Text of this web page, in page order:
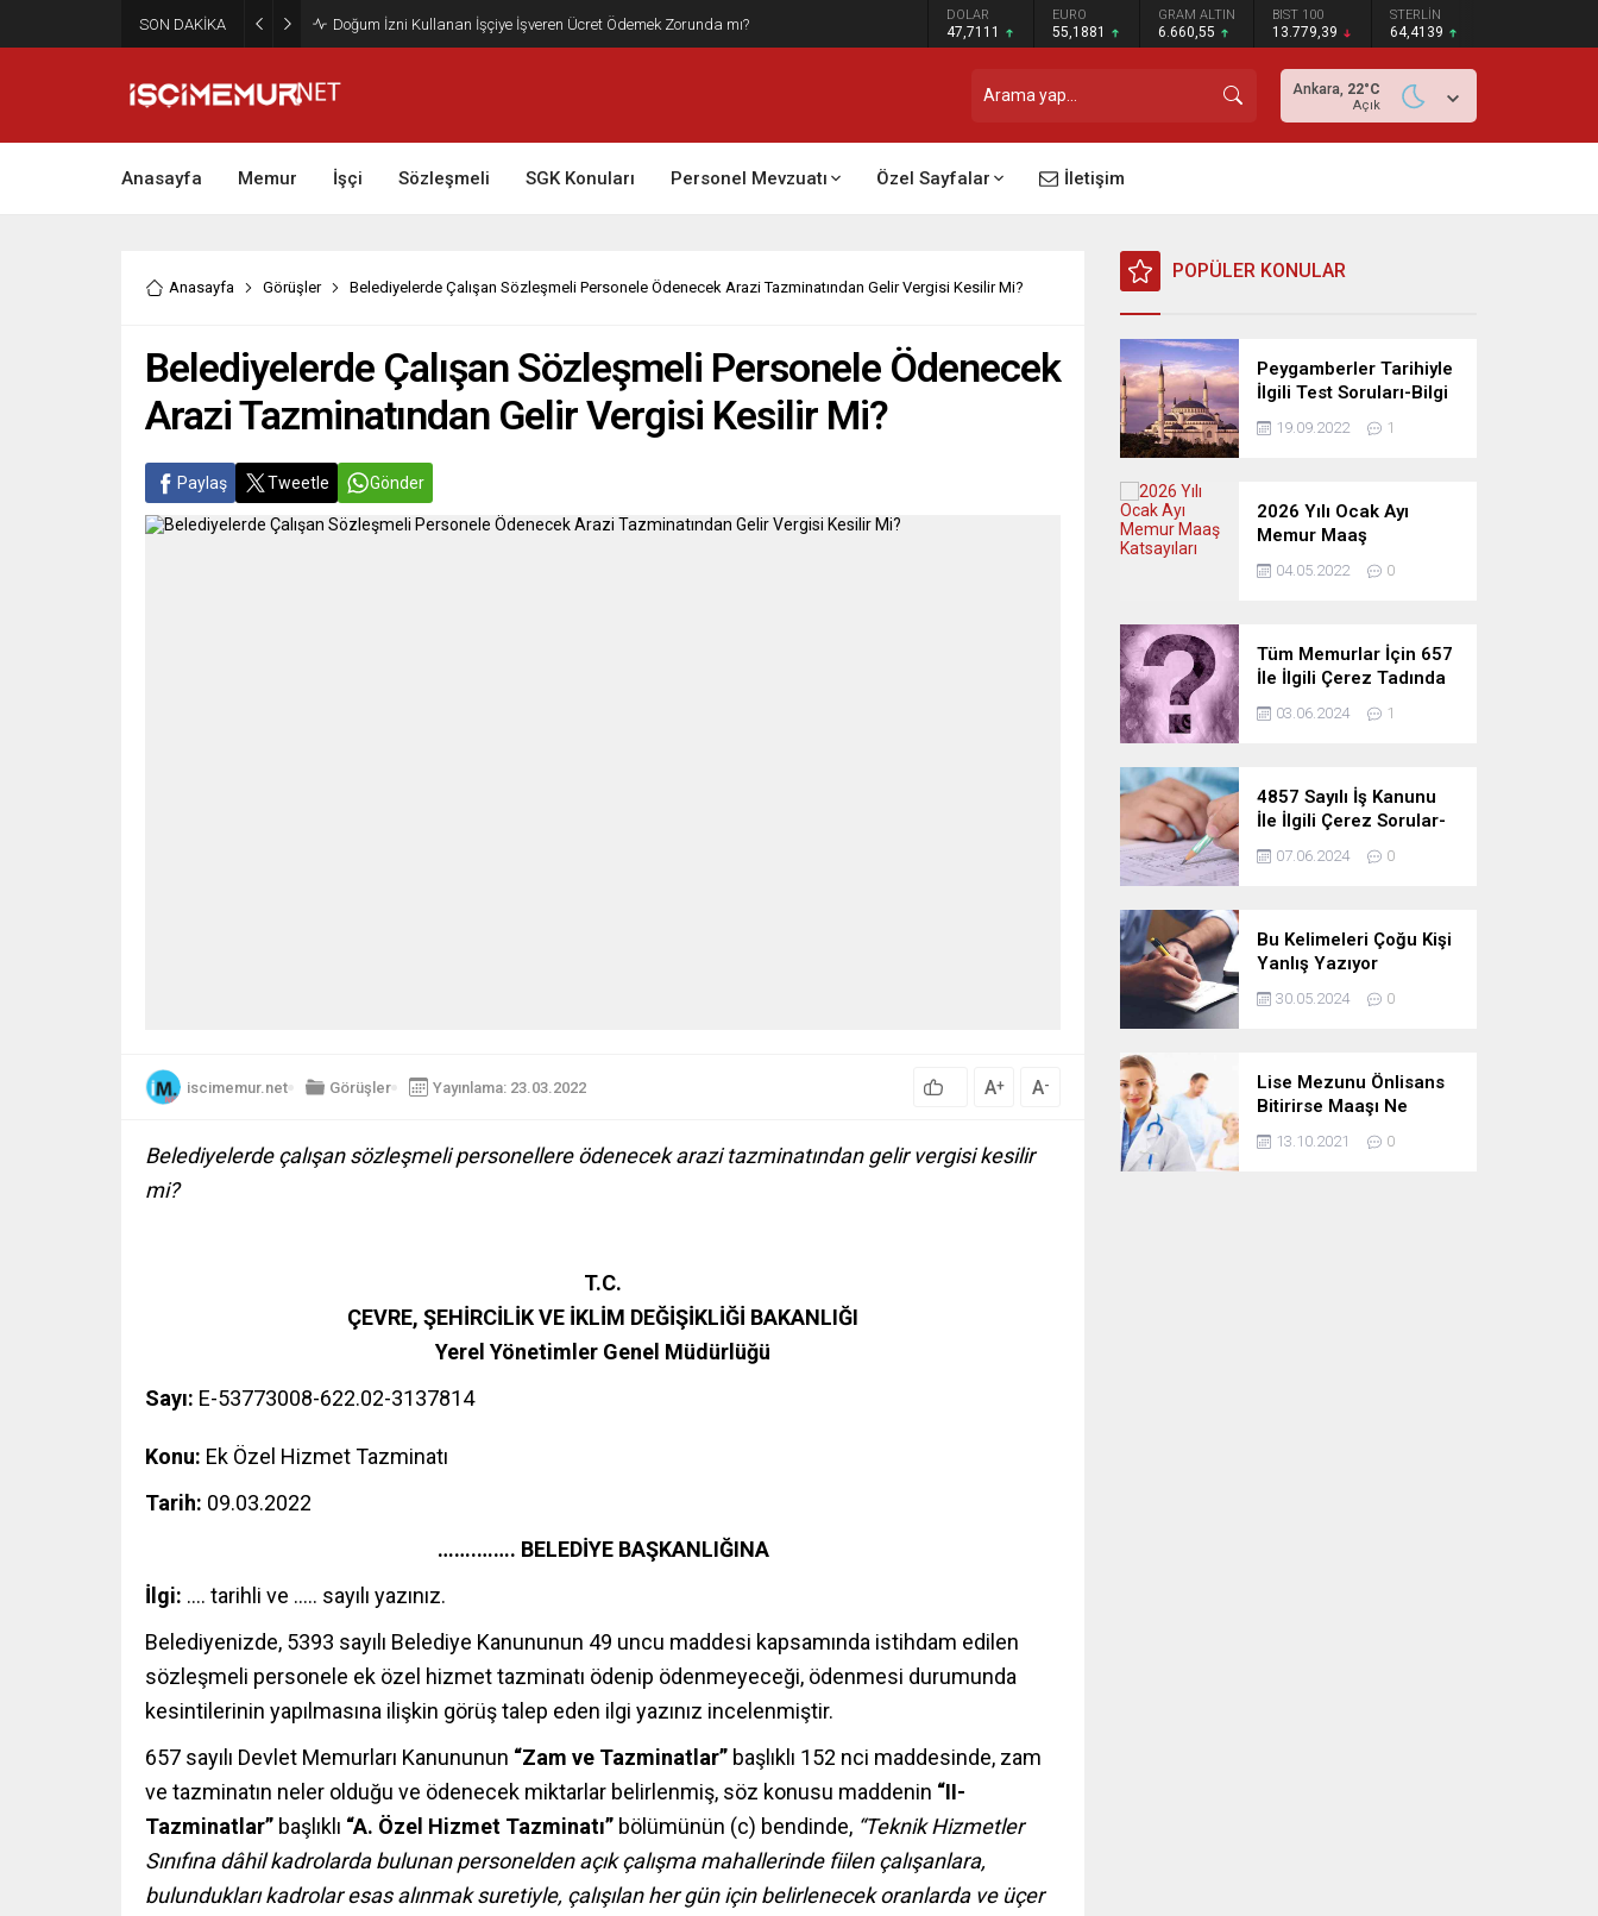
SON DAKİKA Maktu Mesai Ödemesinde Heyet Raporu Dikkate Alınır Mı? DOLAR
47,7111
EURO
55,1881
GRAM ALTIN
6.660,55
BIST 100
13.779,39
STERLİN
64,4139
Ankara, 22°C
Açık
Anasayfa Memur İşçi Sözleşmeli SGK Konuları Personel Mevzuatı Özel Sayfalar İletişim
Anasayfa Görüşler Belediyelerde Çalışan Sözleşmeli Personele Ödenecek Arazi Tazminatından Gelir Vergisi Kesilir Mi?
Belediyelerde Çalışan Sözleşmeli Personele Ödenecek
Arazi Tazminatından Gelir Vergisi Kesilir Mi?
Paylaş Tweetle Gönder
iscimemur.net Görüşler Yayınlama: 23.03.2022 A+ A-
Belediyelerde çalışan sözleşmeli personellere ödenecek arazi tazminatından gelir vergisi kesilir
mi?
T.C.
ÇEVRE, ŞEHİRCİLİK VE İKLİM DEĞİŞİKLİĞİ BAKANLIĞI
Yerel Yönetimler Genel Müdürlüğü
Sayı: E-53773008-622.02-3137814
Konu: Ek Özel Hizmet Tazminatı
Tarih: 09.03.2022
…….……. BELEDİYE BAŞKANLIĞINA
İlgi: …. tarihli ve ….. sayılı yazınız.
Belediyenizde, 5393 sayılı Belediye Kanununun 49 uncu maddesi kapsamında istihdam edilen
sözleşmeli personele ek özel hizmet tazminatı ödenip ödenmeyeceği, ödenmesi durumunda
kesintilerinin yapılmasına ilişkin görüş talep eden ilgi yazınız incelenmiştir.
657 sayılı Devlet Memurları Kanununun “Zam ve Tazminatlar” başlıklı 152 nci maddesinde, zam
ve tazminatın neler olduğu ve ödenecek miktarlar belirlenmiş, söz konusu maddenin “II-
Tazminatlar” başlıklı “A. Özel Hizmet Tazminatı” bölümünün (c) bendinde, “Teknik Hizmetler
Sınıfına dâhil kadrolarda bulunan personelden açık çalışma mahallerinde fiilen çalışanlara,
bulundukları kadrolar esas alınmak suretiyle, çalışılan her gün için belirlenecek oranlarda ve üçer
POPÜLER KONULAR
Peygamberler Tarihiyle
İlgili Test Soruları-Bilgi
Yarışması
19.09.2022 1
2026 Yılı Ocak Ayı
Memur Maaş
Katsayıları
04.05.2022 0
Tüm Memurlar İçin 657
İle İlgili Çerez Tadında
Deneme Sınavı
03.06.2024 1
4857 Sayılı İş Kanunu
İle İlgili Çerez Sorular-
Deneme Sınavı
07.06.2024 0
Bu Kelimeleri Çoğu Kişi
Yanlış Yazıyor
30.05.2024 0
Lise Mezunu Önlisans
Bitirirse Maaşı Ne
Kadar Artar
13.10.2021 0